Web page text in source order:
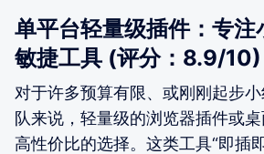
单平台轻量级插件：专注
敏捷工具 (评分：8.9/10)
对于许多预算有限、或刚刚起步
队来说，轻量级的浏览器插件或
高性价比的选择。这类工具“即插